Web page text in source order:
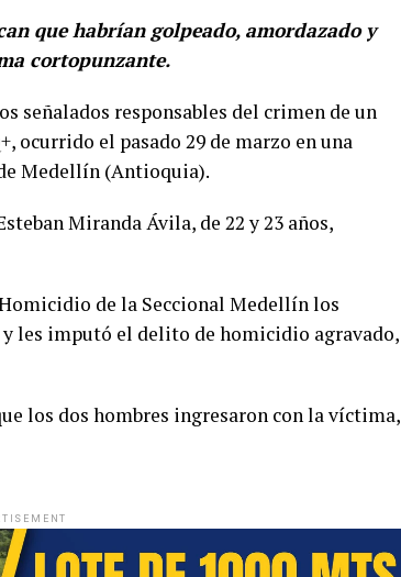
que habrían golpeado, amordazado y
cortopunzante.
señalados responsables del crimen de un
ocurrido el pasado 29 de marzo en una
Medellín (Antioquia).
Miranda Ávila, de 22 y 23 años,
de la Seccional Medellín los
les imputó el delito de homicidio agravado,
los dos hombres ingresaron con la víctima,